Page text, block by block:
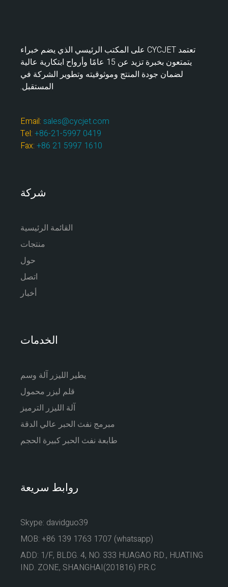
تعتمد CYCJET على المكتب الرئيسي الذي يضم خبراء
يتمتعون بخبرة تزيد عن 15 عامًا وأرواح ابتكارية عالية
لضمان جودة المنتج وموثوقيته وتطوير الشركة في
المستقبل.
Email: sales@cycjet.com
Tel: +86-21-5997 0419
Fax: +86 21 5997 1610
شركة
القائمة الرئيسية
منتجات
حول
اتصل
أخبار
الخدمات
يطير الليزر آلة وسم
قلم ليزر محمول
آلة الليزر الترميز
مبرمج نفث الحبر عالي الدقة
طابعة نفث الحبر كبيرة الحجم
روابط سريعة
Skype: davidguo39
MOB: +86 139 1763 1707 (whatsapp)
ADD: 1/F, BLDG. 4, NO. 333 HUAGAO RD., HUATING
IND. ZONE, SHANGHAI(201816) P.R.C